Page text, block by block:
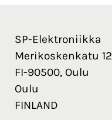
SP-Elektroniikka
Merikoskenkatu 12
FI-90500, Oulu
Oulu
FINLAND